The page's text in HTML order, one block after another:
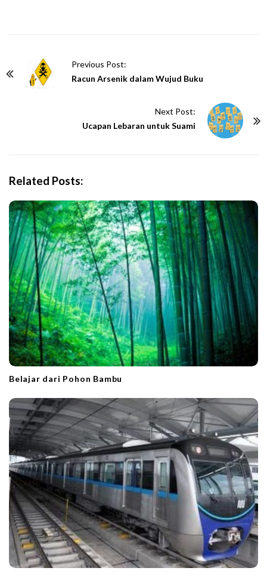
Previous Post:
Racun Arsenik dalam Wujud Buku
Next Post:
Ucapan Lebaran untuk Suami
Related Posts:
Belajar dari Pohon Bambu